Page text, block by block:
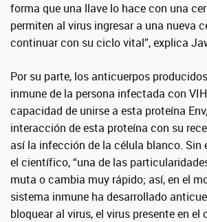
forma que una llave lo hace con una
permiten al virus ingresar a una nueva
continuar con su ciclo vital”, explica
Por su parte, los anticuerpos
inmune de la persona infectada con
capacidad de unirse a esta proteína
interacción de esta proteína con su
así la infección de la célula blanco. Sin
el científico, “una de las
muta o cambia muy rápido; así, en el
sistema inmune ha desarrollado
bloquear al virus, el virus presente en el